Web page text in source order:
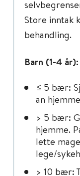
Store inntak
behandling.
Barn (1-4 år):
≤ 5 bær:
an
> 5 bær:
hjemme.
lette
lege/
> 10 bær: